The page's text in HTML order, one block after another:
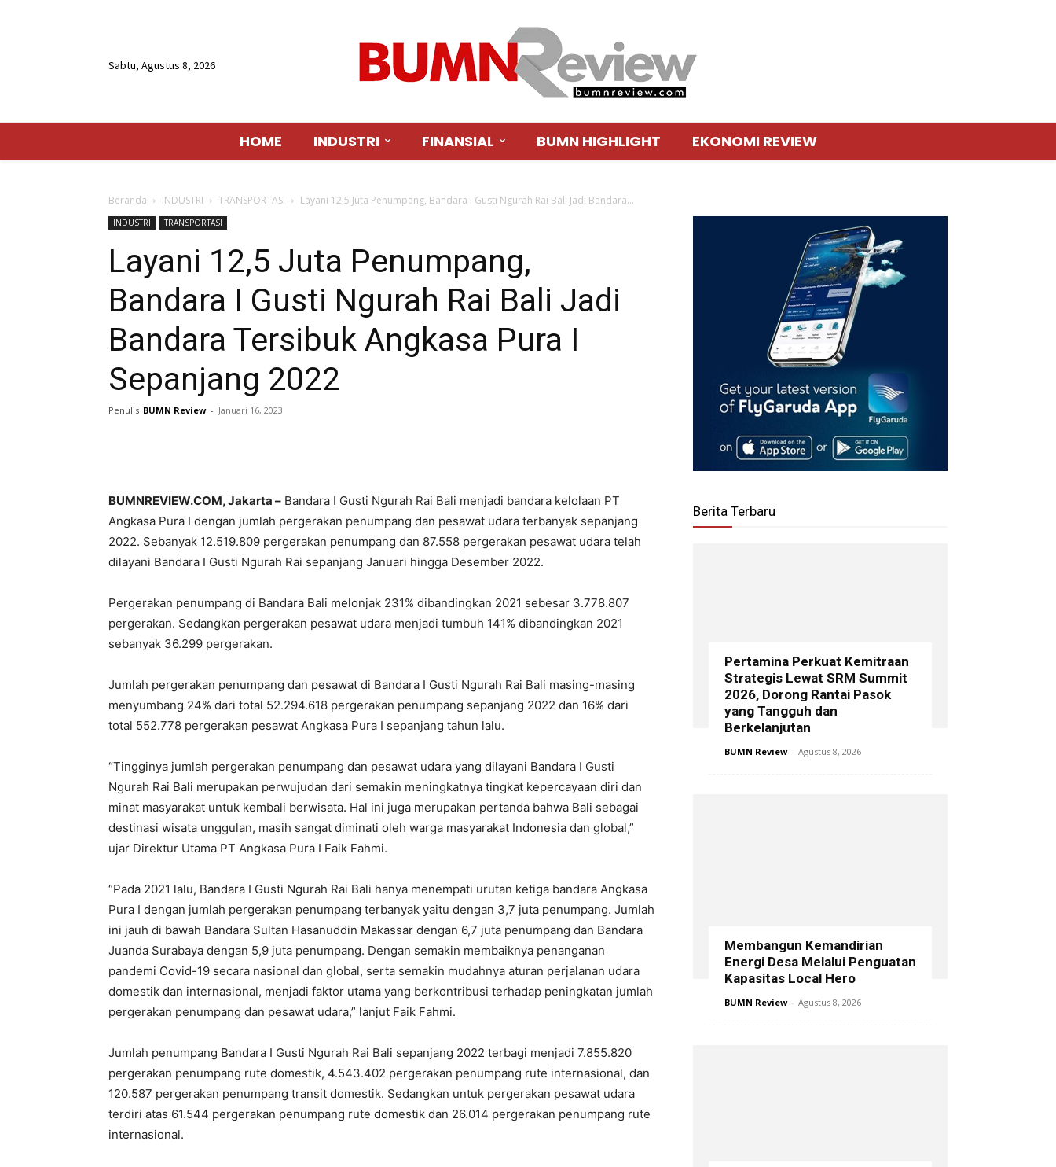
Sabtu, Agustus 8, 2026
HOME INDUSTRI FINANSIAL BUMN HIGHLIGHT EKONOMI REVIEW
Beranda INDUSTRI TRANSPORTASI Layani 12,5 Juta Penumpang, Bandara I Gusti Ngurah Rai Bali Jadi Bandara...
INDUSTRI TRANSPORTASI
Layani 12,5 Juta Penumpang,
Bandara I Gusti Ngurah Rai Bali Jadi
Bandara Tersibuk Angkasa Pura I
Sepanjang 2022
Penulis BUMN Review - Januari 16, 2023
BUMNREVIEW.COM, Jakarta – Bandara I Gusti Ngurah Rai Bali menjadi bandara kelolaan PT
Angkasa Pura I dengan jumlah pergerakan penumpang dan pesawat udara terbanyak sepanjang
2022. Sebanyak 12.519.809 pergerakan penumpang dan 87.558 pergerakan pesawat udara telah
dilayani Bandara I Gusti Ngurah Rai sepanjang Januari hingga Desember 2022.
Pergerakan penumpang di Bandara Bali melonjak 231% dibandingkan 2021 sebesar 3.778.807
pergerakan. Sedangkan pergerakan pesawat udara menjadi tumbuh 141% dibandingkan 2021
sebanyak 36.299 pergerakan.
Jumlah pergerakan penumpang dan pesawat di Bandara I Gusti Ngurah Rai Bali masing-masing
menyumbang 24% dari total 52.294.618 pergerakan penumpang sepanjang 2022 dan 16% dari
total 552.778 pergerakan pesawat Angkasa Pura I sepanjang tahun lalu.
“Tingginya jumlah pergerakan penumpang dan pesawat udara yang dilayani Bandara I Gusti
Ngurah Rai Bali merupakan perwujudan dari semakin meningkatnya tingkat kepercayaan diri dan
minat masyarakat untuk kembali berwisata. Hal ini juga merupakan pertanda bahwa Bali sebagai
destinasi wisata unggulan, masih sangat diminati oleh warga masyarakat Indonesia dan global,”
ujar Direktur Utama PT Angkasa Pura I Faik Fahmi.
“Pada 2021 lalu, Bandara I Gusti Ngurah Rai Bali hanya menempati urutan ketiga bandara Angkasa
Pura I dengan jumlah pergerakan penumpang terbanyak yaitu dengan 3,7 juta penumpang. Jumlah
ini jauh di bawah Bandara Sultan Hasanuddin Makassar dengan 6,7 juta penumpang dan Bandara
Juanda Surabaya dengan 5,9 juta penumpang. Dengan semakin membaiknya penanganan
pandemi Covid-19 secara nasional dan global, serta semakin mudahnya aturan perjalanan udara
domestik dan internasional, menjadi faktor utama yang berkontribusi terhadap peningkatan jumlah
pergerakan penumpang dan pesawat udara,” lanjut Faik Fahmi.
Jumlah penumpang Bandara I Gusti Ngurah Rai Bali sepanjang 2022 terbagi menjadi 7.855.820
pergerakan penumpang rute domestik, 4.543.402 pergerakan penumpang rute internasional, dan
120.587 pergerakan penumpang transit domestik. Sedangkan untuk pergerakan pesawat udara
terdiri atas 61.544 pergerakan penumpang rute domestik dan 26.014 pergerakan penumpang rute
internasional.
Berita Terbaru
Pertamina Perkuat Kemitraan
Strategis Lewat SRM Summit
2026, Dorong Rantai Pasok
yang Tangguh dan
Berkelanjutan
BUMN Review - Agustus 8, 2026
Membangun Kemandirian
Energi Desa Melalui Penguatan
Kapasitas Local Hero
BUMN Review - Agustus 8, 2026